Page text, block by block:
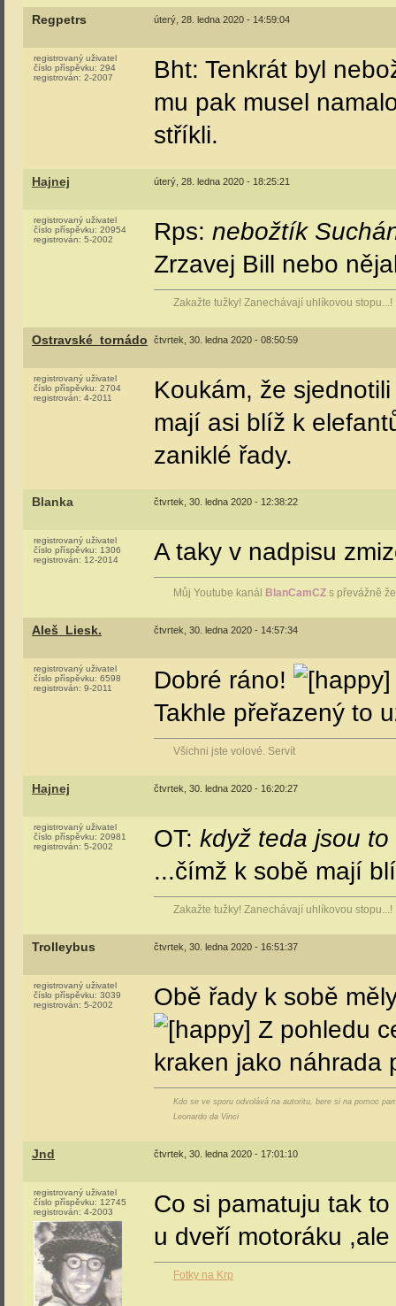
Regpetrs úterý, 28. ledna 2020 - 14:59:04
registrovaný uživatel
číslo příspěvku: 294
registrován: 2-2007
Bht: Tenkrát byl
mu pak musel
stříkli.
Hajnej úterý, 28. ledna 2020 - 18:25:21
registrovaný uživatel
číslo příspěvku: 20954
registrován: 5-2002 Rps: nebožtík
Zrzavej Bill nebo
Zakažte tužky! Zanechávají uhlíkovou stopu...!
Ostravské_tornádo čtvrtek, 30. ledna 2020 - 08:50:59
registrovaný uživatel
číslo příspěvku: 2704
registrován: 4-2011
Koukám, že
mají asi blíž k
zaniklé řady.
Blanka čtvrtek, 30. ledna 2020 - 12:38:22
registrovaný uživatel
číslo příspěvku: 1306
registrován: 12-2014 A taky v nadpisu
Můj Youtube kanál BlanCamCZ s převážně
Aleš_Liesk. čtvrtek, 30. ledna 2020 - 14:57:34
registrovaný uživatel
číslo příspěvku: 6598
registrován: 9-2011
Dobré ráno!
Takhle přeřazený to
Všichni jste volové. Servít
Hajnej čtvrtek, 30. ledna 2020 - 16:20:27
registrovaný uživatel
číslo příspěvku: 20981
registrován: 5-2002 OT: když teda jsou
...čímž k sobě mají
Zakažte tužky! Zanechávají uhlíkovou stopu...!
Trolleybus čtvrtek, 30. ledna 2020 - 16:51:37
registrovaný uživatel
číslo příspěvku: 3039
registrován: 5-2002
Obě řady k sobě
Z pohledu
kraken jako náhrada
Kdo se ve sporu odvolává na autoritu, bere si na pomoc
Leonardo da Vinci
Jnd čtvrtek, 30. ledna 2020 - 17:01:10
registrovaný uživatel
číslo příspěvku: 12745
registrován: 4-2003
Co si pamatuju tak
u dveří motoráku
Fotky na Krp